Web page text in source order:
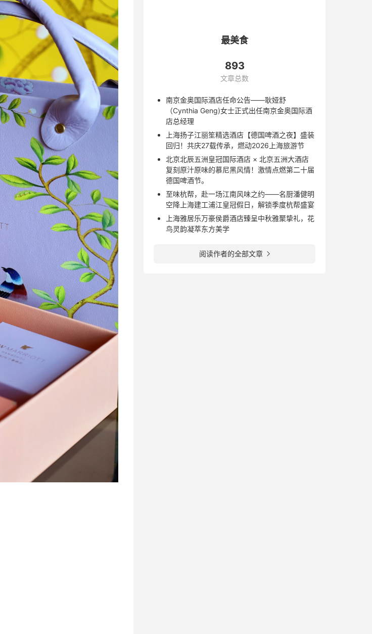
最美食
893
文章总数
南京金奥国际酒店任命公告——耿娅舒
（Cynthia Geng)女士正式出任南京金奥国际酒
店总经理
上海扬子江丽笙精选酒店【德国啤酒之夜】盛装
回归！共庆27载传承，燃动2026上海旅游节
北京北辰五洲皇冠国际酒店 × 北京五洲大酒店
复刻原汁原味的慕尼黑风情！激情点燃第二十届
德国啤酒节。
至味杭帮，赴一场江南风味之约——名厨潘健明
空降上海建工浦江皇冠假日，解锁季度杭帮盛宴
上海雅居乐万豪侯爵酒店臻呈中秋雅聚挚礼，花
鸟灵韵凝萃东方美学
阅读作者的全部文章 